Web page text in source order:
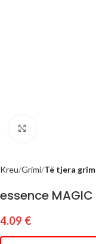
Kreu Grimi Të tjera
essence MAGIC
4.09 €